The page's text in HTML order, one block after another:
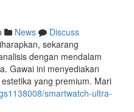
News
Discuss
sekarang
dengan mendalam
Gawai ini menyediakan
yang premium. Mari
smartwatch-ultra-